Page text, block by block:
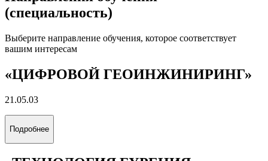
(специальность)
Выберите направление обучения, которое соответствует
вашим интересам
«ЦИФРОВОЙ ГЕОИНЖИНИРИНГ»
21.05.03
Подробнее